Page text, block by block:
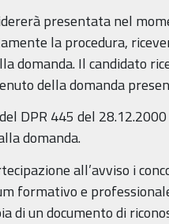
presentata nel
la procedura,
domanda. Il candidato
della domanda
DPR 445 del
domanda.
all’avviso i
formativo e
di un documento di